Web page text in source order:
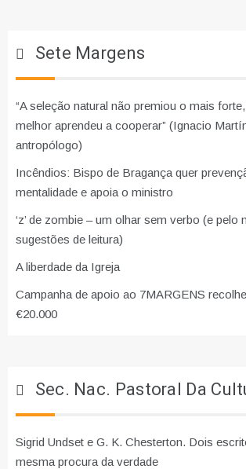
Sete Margens
“A seleção natural não premiou o mais
melhor aprendeu a cooperar” (Ignacio
antropólogo)
Incêndios: Bispo de Bragança quer
mentalidade e apoia o ministro
‘z’ de zombie – um olhar sem verbo (e pelo
sugestões de leitura)
A liberdade da Igreja
Campanha de apoio ao 7MARGENS
€20.000
Sec. Nac. Pastoral Da
Sigrid Undset e G. K. Chesterton. Dois
mesma procura da verdade